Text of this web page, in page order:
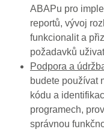
ABAPu pro
reportů, vývoj
funkcionalit a
požadavků
Podpora a
budete používat
kódu a
programech,
správnou